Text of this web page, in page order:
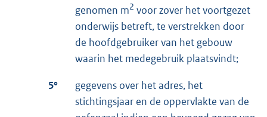
genomen m2 voor zover het voortgezet
onderwijs betreft, te verstrekken door
de hoofdgebruiker van het gebouw
waarin het medegebruik plaatsvindt;
5°
gegevens over het adres, het
stichtingsjaar en de oppervlakte van de